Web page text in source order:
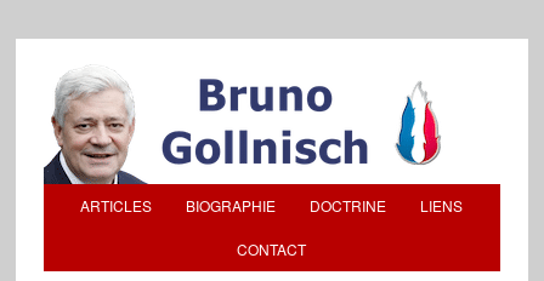
ARTICLES BIOGRAPHIE DOCTRINE LIENS
CONTACT